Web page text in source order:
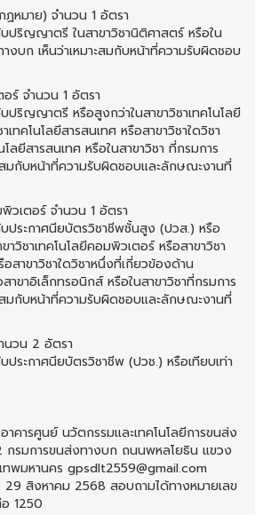
หมาย) จำนวน 1 อัตรา
ปริญญาตรี ในสาขาวิชานิติศาสตร์ หรือใน
งบก เห็นว่าเหมาะสมกับหน้าที่ความรับผิดชอบ
อร์ จำนวน 1 อัตรา
ริญญาตรี หรือสูงกว่าในสาขาวิชาเทคโนโลยี
ทคโนโลยีสารสนเทศ หรือสาขาวิชาใดวิชา
ลยีสารสนเทศ หรือในสาขาวิชา ที่กรมการ
สมกับหน้าที่ความรับผิดชอบและลักษณะงานที่
วเตอร์ จำนวน 1 อัตรา
ประกาศนียบัตรวิชาชีพชั้นสูง (ปวส.) หรือ
าวิชาเทคโนโลยีคอมพิวเตอร์ หรือสาขาวิชา
สาขาวิชาใดวิชาหนึ่งที่เกี่ยวข้องด้าน
าขาอิเล็กทรอนิกส์ หรือในสาขาวิชาที่กรมการ
สมกับหน้าที่ความรับผิดชอบและลักษณะงานที่
นวน 2 อัตรา
ระกาศนียบัตรวิชาชีพ (ปวช.) หรือเทียบเท่า
คารศูนย์ นวัตกรรมและเทคโนโลยีการขนส่ง
กรมการขนส่งทางบก ถนนพหลโยธิน แขวง
พมหานคร gpsdlt2559@gmail.com
สิงหาคม 2568 สอบถามได้ทางหมายเลข
1250